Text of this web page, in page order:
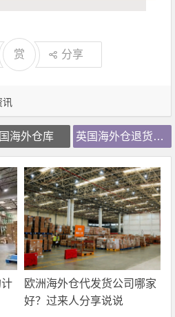
赏 分享
海外仓库 英国海外仓退货处理
欧洲海外仓代发货公司哪家
好？过来人分享说说